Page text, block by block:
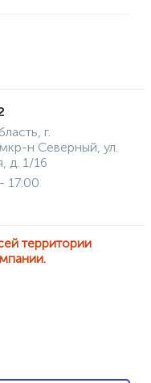
г.
н Северный, ул.
д. 1/16
17:00
территории